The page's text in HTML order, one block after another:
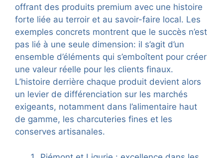
offrant des produits premium avec une histoire
forte liée au terroir et au savoir-faire local. Les
exemples concrets montrent que le succès n’est
pas lié à une seule dimension: il s’agit d’un
ensemble d’éléments qui s’emboîtent pour créer
une valeur réelle pour les clients finaux.
L’histoire derrière chaque produit devient alors
un levier de différenciation sur les marchés
exigeants, notamment dans l’alimentaire haut
de gamme, les charcuteries fines et les
conserves artisanales.